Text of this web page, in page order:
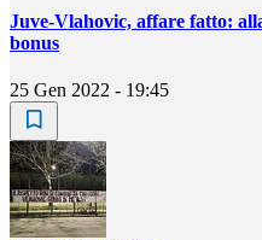
Juve-Vlahovic, affare fatto:
bonus
25 Gen 2022 - 19:45